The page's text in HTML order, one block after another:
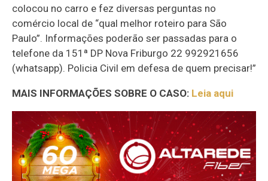
colocou no carro e fez diversas perguntas no
comércio local de “qual melhor roteiro para São
Paulo”. Informações poderão ser passadas para o
telefone da 151ª DP Nova Friburgo 22 992921656
(whatsapp). Policia Civil em defesa de quem precisar!”
MAIS INFORMAÇÕES SOBRE O CASO: Leia aqui